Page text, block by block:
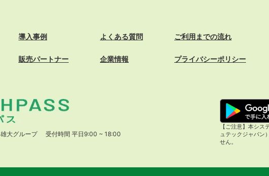
導入事例 よくある質問 ご利用までの流れ
販売パートナー 企業情報 プライバシーポリシー
雄大グループ 受付時間 平日9:00 ~ 18:00
【ご注意】本シ
ュテックジャパン
せん。